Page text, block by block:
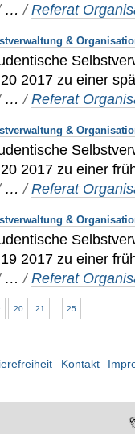
…/Referat
&
2017 zu einer
…/Referat
&
2017 zu einer
…/Referat
&
2017 zu einer
…/Referat
20 21 25
Kontakt